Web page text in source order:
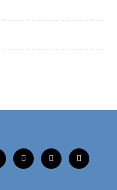
linkedinmobilemail